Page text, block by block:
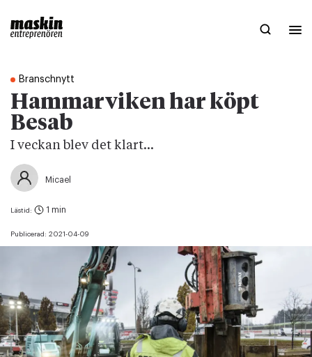
Branschnytt
Hammarviken har köpt
Besab
I veckan blev det klart...
Micael
Publicerad: 2021-04-09
Lästid: 1 min